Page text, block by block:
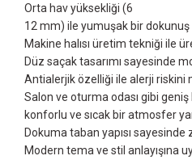
Orta hav yüksekliği (6
12 mm) ile yumuşak bir
Makine halısı üretim tekniği ile
Düz saçak tasarımı sayesinde
Antialerjik özelliği ile alerji riskini
Salon ve oturma odası gibi geniş
konforlu ve sıcak bir atmosfer
Dokuma taban yapısı
Modern tema ve stil anlayışına